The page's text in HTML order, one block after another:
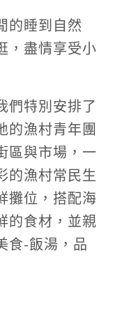
的睡到自然
，盡情享受小
們特別安排了
的漁村青年團
區與市場，一
的漁村常民生
攤位，搭配海
的食材，並親
食-飯湯，品